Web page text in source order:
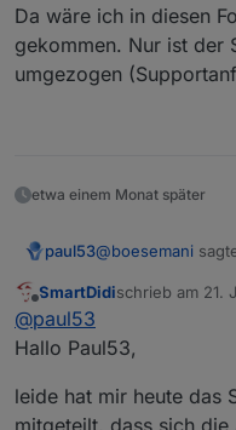
Da wäre ich in diesen
gekommen. Nur ist der
umgezogen
etwa einem Monat später
paul53@boesemani
Blockly:
Offline
SmartDidischrieb am 21.
zuletzt editiert
@paul53
Hallo Paul53,
leide hat mir heute das